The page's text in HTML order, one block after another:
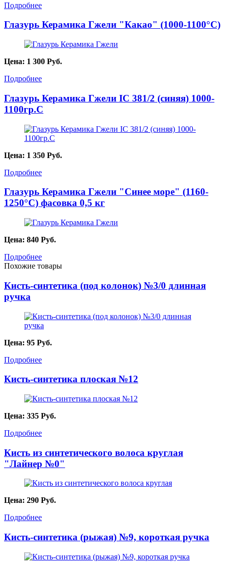
Подробнее
Глазурь Керамика Гжели "Какао" (1000-1100°С)
Цена: 1 300 Руб.
Подробнее
Глазурь Керамика Гжели IC 381/2 (синяя) 1000-
1100гр.С
Цена: 1 350 Руб.
Подробнее
Глазурь Керамика Гжели "Синее море" (1160-
1250°С) фасовка 0,5 кг
Цена: 840 Руб.
Подробнее
Похожие товары
Кисть-синтетика (под колонок) №3/0 длинная
ручка
Цена: 95 Руб.
Подробнее
Кисть-синтетика плоская №12
Цена: 335 Руб.
Подробнее
Кисть из синтетического волоса круглая
"Лайнер №0"
Цена: 290 Руб.
Подробнее
Кисть-синтетика (рыжая) №9, короткая ручка